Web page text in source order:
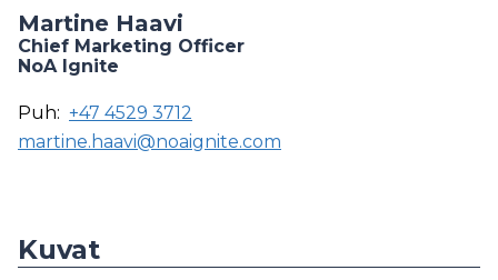
Martine Haavi
Chief Marketing Officer
NoA Ignite
Puh: +47 4529 3712
martine.haavi@noaignite.com
Kuvat